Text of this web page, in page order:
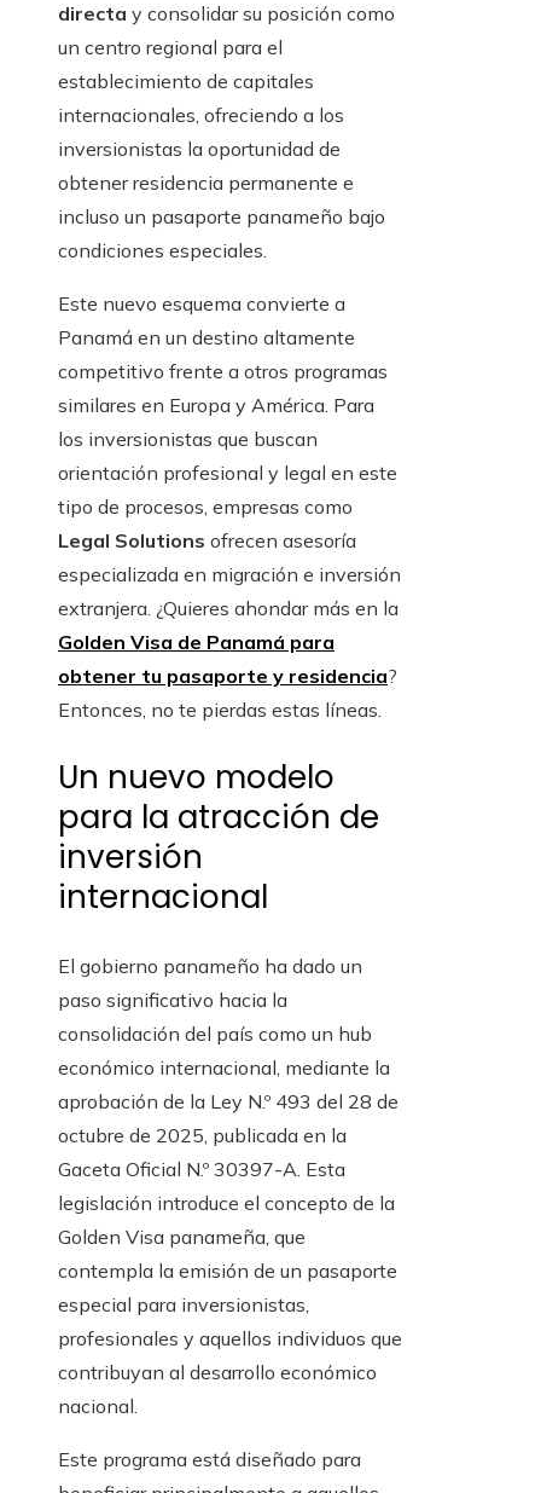
directa y consolidar su posición como
un centro regional para el
establecimiento de capitales
internacionales, ofreciendo a los
inversionistas la oportunidad de
obtener residencia permanente e
incluso un pasaporte panameño bajo
condiciones especiales.
Este nuevo esquema convierte a
Panamá en un destino altamente
competitivo frente a otros programas
similares en Europa y América. Para
los inversionistas que buscan
orientación profesional y legal en este
tipo de procesos, empresas como
Legal Solutions ofrecen asesoría
especializada en migración e inversión
extranjera. ¿Quieres ahondar más en la
Golden Visa de Panamá para
obtener tu pasaporte y residencia?
Entonces, no te pierdas estas líneas.
Un nuevo modelo
para la atracción de
inversión
internacional
El gobierno panameño ha dado un
paso significativo hacia la
consolidación del país como un hub
económico internacional, mediante la
aprobación de la Ley N.º 493 del 28 de
octubre de 2025, publicada en la
Gaceta Oficial N.º 30397-A. Esta
legislación introduce el concepto de la
Golden Visa panameña, que
contempla la emisión de un pasaporte
especial para inversionistas,
profesionales y aquellos individuos que
contribuyan al desarrollo económico
nacional.
Este programa está diseñado para